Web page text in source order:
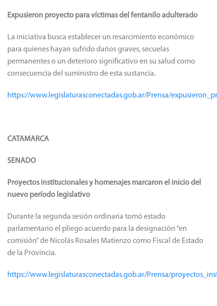
Expusieron proyecto para víctimas del fentanilo adulterado
La iniciativa busca establecer un resarcimiento económico
para quienes hayan sufrido daños graves, secuelas
permanentes o un deterioro significativo en su salud como
consecuencia del suministro de esta sustancia.
https://www.legislaturasconectadas.gob.ar/Prensa/
CATAMARCA
SENADO
Proyectos institucionales y homenajes marcaron el inicio del
nuevo período legislativo
Durante la segunda sesión ordinaria tomó estado
parlamentario el pliego acuerdo para la designación “en
comisión” de Nicolás Rosales Matienzo como Fiscal de Estado
de la Provincia.
https://www.legislaturasconectadas.gob.ar/Prensa/